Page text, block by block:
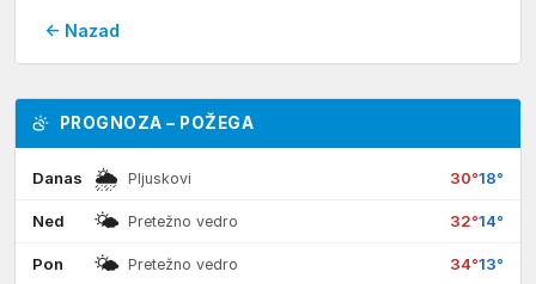
← Nazad
PROGNOZA – POŽEGA
Danas 🌦 Pljuskovi 30°18°
Ned 🌤 Pretežno vedro 32°14°
Pon 🌤 Pretežno vedro 34°13°